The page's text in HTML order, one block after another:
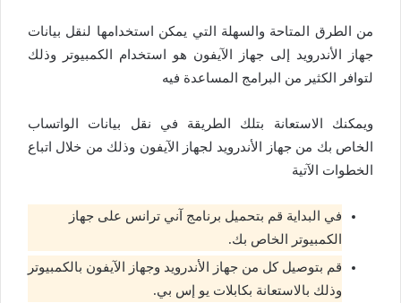
من الطرق المتاحة والسهلة التي يمكن استخدامها لنقل بيانات
جهاز الأندرويد إلى جهاز الآيفون هو استخدام الكمبيوتر وذلك
لتوافر الكثير من البرامج المساعدة فيه
ويمكنك الاستعانة بتلك الطريقة في نقل بيانات الواتساب
الخاص بك من جهاز الأندرويد لجهاز الآيفون وذلك من خلال اتباع
الخطوات الآتية
في البداية قم بتحميل برنامج آني ترانس على جهاز
الكمبيوتر الخاص بك.
قم بتوصيل كل من جهاز الأندرويد وجهاز الآيفون بالكمبيوتر
وذلك بالاستعانة بكابلات يو إس بي.